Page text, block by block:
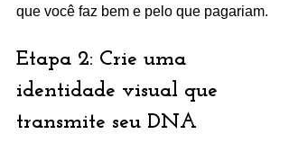
que você faz bem e pelo que pagariam.
Etapa 2: Crie uma
identidade visual que
transmite seu DNA